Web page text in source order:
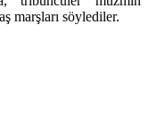
marşları söylediler.